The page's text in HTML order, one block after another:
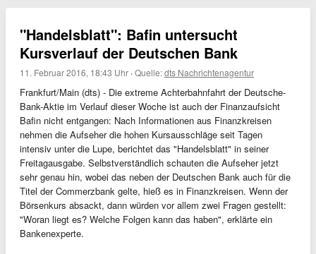
"Handelsblatt": Bafin untersucht
Kursverlauf der Deutschen Bank
11. Februar 2016, 18:43 Uhr ·Quelle:dts Nachrichtenagentur
Frankfurt/Main (dts) - Die extreme Achterbahnfahrt der Deutsche-
Bank-Aktie im Verlauf dieser Woche ist auch der Finanzaufsicht
Bafin nicht entgangen: Nach Informationen aus Finanzkreisen
nehmen die Aufseher die hohen Kursausschläge seit Tagen
intensiv unter die Lupe, berichtet das "Handelsblatt" in seiner
Freitagausgabe. Selbstverständlich schauten die Aufseher jetzt
sehr genau hin, wobei das neben der Deutschen Bank auch für die
Titel der Commerzbank gelte, hieß es in Finanzkreisen. Wenn der
Börsenkurs absackt, dann würden vor allem zwei Fragen gestellt:
"Woran liegt es? Welche Folgen kann das haben", erklärte ein
Bankenexperte.